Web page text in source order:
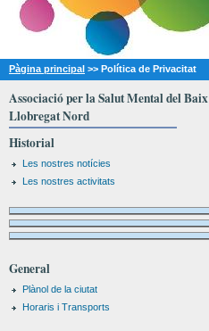
Pàgina principal >> Política de Privacitat
Associació per la Salut Mental del Baix
Llobregat Nord
Historial
Les nostres notícies
Les nostres activitats
General
Plànol de la ciutat
Horaris i Transports